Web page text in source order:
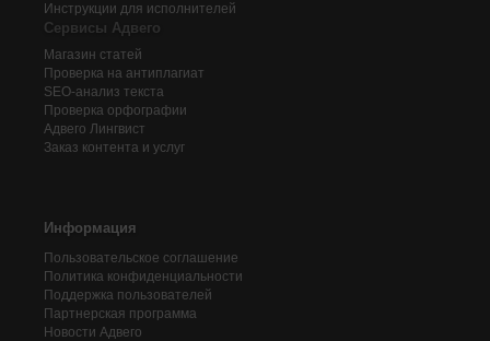
Инструкции для исполнителей
Сервисы Адвего
Магазин статей
Проверка на антиплагиат
SEO-анализ текста
Проверка орфографии
Адвего Лингвист
Заказ контента и услуг
Информация
Пользовательское соглашение
Политика конфиденциальности
Поддержка пользователей
Партнерская программа
Новости Адвего